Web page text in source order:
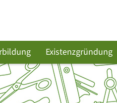
Existenzgründung